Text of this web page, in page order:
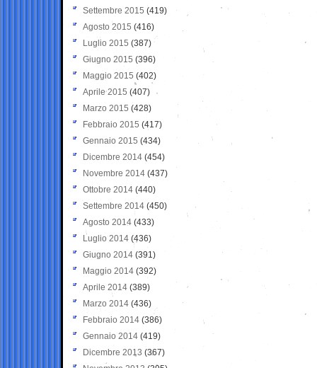
Settembre 2015 (419)
Agosto 2015 (416)
Luglio 2015 (387)
Giugno 2015 (396)
Maggio 2015 (402)
Aprile 2015 (407)
Marzo 2015 (428)
Febbraio 2015 (417)
Gennaio 2015 (434)
Dicembre 2014 (454)
Novembre 2014 (437)
Ottobre 2014 (440)
Settembre 2014 (450)
Agosto 2014 (433)
Luglio 2014 (436)
Giugno 2014 (391)
Maggio 2014 (392)
Aprile 2014 (389)
Marzo 2014 (436)
Febbraio 2014 (386)
Gennaio 2014 (419)
Dicembre 2013 (367)